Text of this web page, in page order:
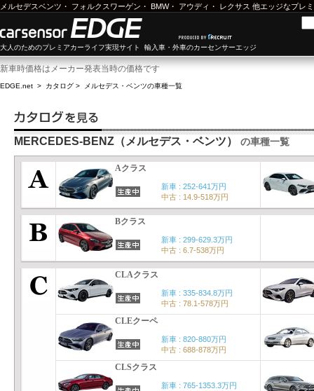
メルセデスベンツ ・ フォルクスワーゲン ・ BMW・ アウディ ・ レクサス 他エッジなプレ
大人のためのプレミアカーライフ実現サイト 輸入車・外車のカーセンサーエッジ
新車時価格はメーカー発表当時の価格です
EDGE.net > カタログ > メルセデス・ベンツの車種一覧
MERCEDES-BENZ（メルセデス・ベンツ） の車種一覧
Aクラス
新車 : 252-641万円
中古 : 14.9-518万円
Bクラス
新車 : 299-629.3万円
中古 : 6.7-538万円
CLAクラス
新車 : 335-834.8万円
中古 : 78.1-578万円
CLEクーペ
新車 : 820-880万円
中古 : 688-878万円
CLSクラス
新車 : 765-1353.3万円